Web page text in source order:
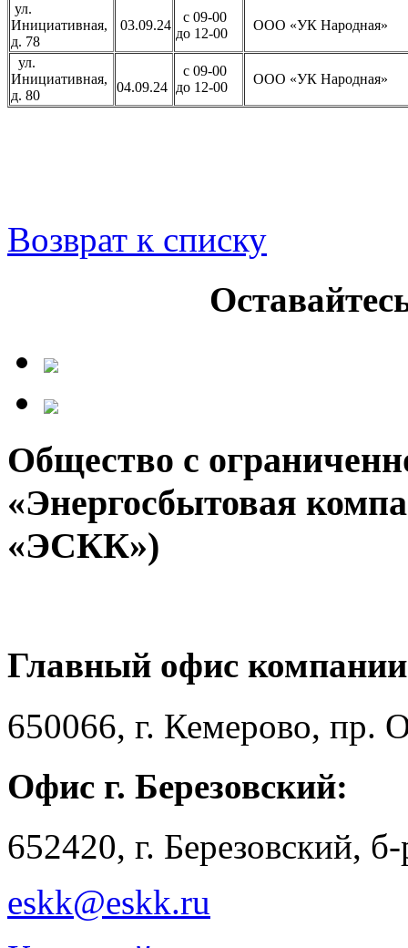
ул.
Инициативная,
д. 78
03.09.24
с 09-00
до 12-00
ООО «УК Народная»
ул.
Инициативная,
д. 80
04.09.24
с 09-00
до 12-00
ООО «УК Народная»
Возврат к списку
Общество с
«Энергосбытовая
«ЭСКК»)
Главный офис
650066, г. Кемерово, пр.
Офис г. Березовский:
652420, г. Березовский,
eskk@eskk.ru